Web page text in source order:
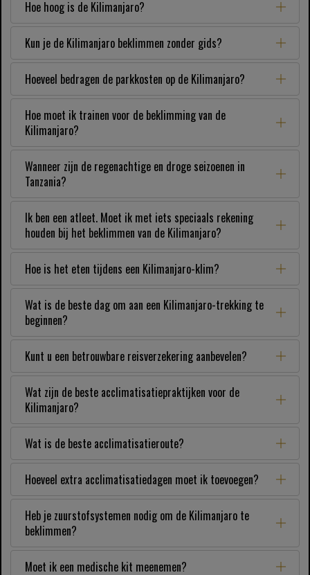
Hoe hoog is de Kilimanjaro?
Kun je de Kilimanjaro beklimmen zonder gids?
Hoeveel bedragen de parkkosten op de Kilimanjaro?
Hoe moet ik trainen voor de beklimming van de
Kilimanjaro?
Wanneer zijn de regenachtige en droge seizoenen in
Tanzania?
Ik ben een atleet. Moet ik met iets speciaals rekening
houden bij het beklimmen van de Kilimanjaro?
Hoe is het eten tijdens een Kilimanjaro-klim?
Wat is de beste dag om aan een Kilimanjaro-trekking te
beginnen?
Kunt u een betrouwbare reisverzekering aanbevelen?
Wat zijn de beste acclimatisatiepraktijken voor de
Kilimanjaro?
Wat is de beste acclimatisatieroute?
Hoeveel extra acclimatisatiedagen moet ik toevoegen?
Heb je zuurstofsystemen nodig om de Kilimanjaro te
beklimmen?
Moet ik een medische kit meenemen?